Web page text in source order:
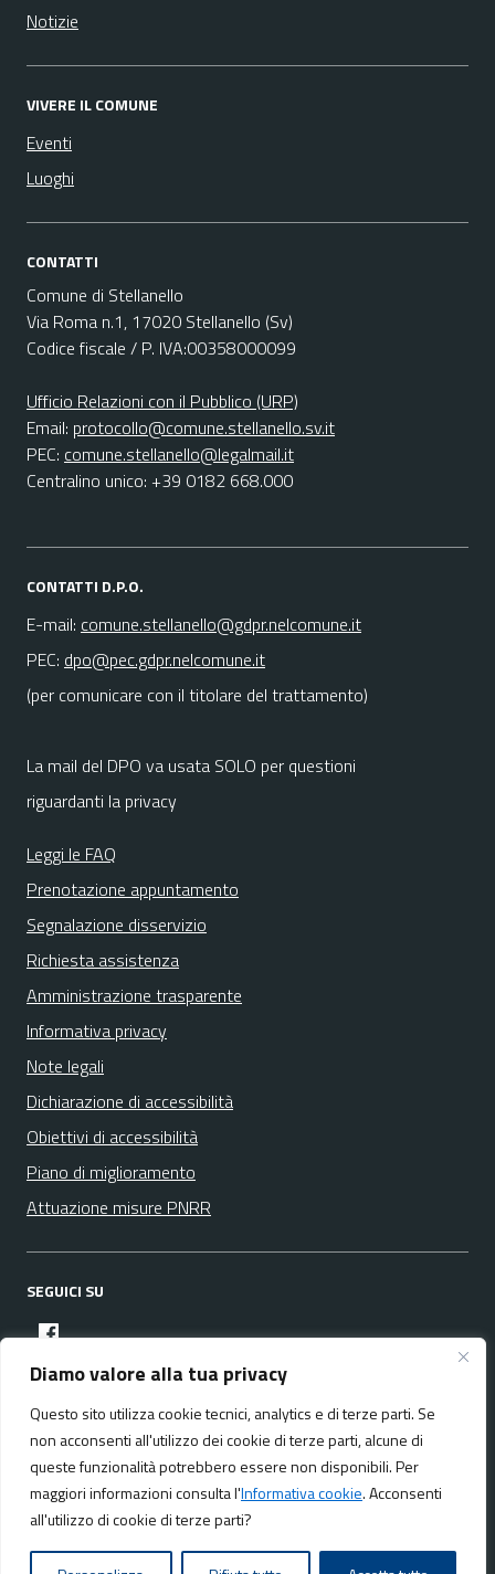
Diamo valore alla tua privacy
Questo sito utilizza cookie tecnici, analytics e di terze parti. Se
non acconsenti all'utilizzo dei cookie di terze parti, alcune di
queste funzionalità potrebbero essere non disponibili. Per
maggiori informazioni consulta l'Informativa cookie. Acconsenti
all'utilizzo di cookie di terze parti?
Notizie
VIVERE IL COMUNE
Eventi
Luoghi
CONTATTI
Comune di Stellanello
Via Roma n.1, 17020 Stellanello (Sv)
Codice fiscale / P. IVA:00358000099
Ufficio Relazioni con il Pubblico (URP)
Email: protocollo@comune.stellanello.sv.it
PEC: comune.stellanello@legalmail.it
Centralino unico: +39 0182 668.000
CONTATTI D.P.O.
E-mail: comune.stellanello@gdpr.nelcomune.it
PEC: dpo@pec.gdpr.nelcomune.it
(per comunicare con il titolare del trattamento)
La mail del DPO va usata SOLO per questioni
riguardanti la privacy
Leggi le FAQ
Prenotazione appuntamento
Segnalazione disservizio
Richiesta assistenza
Amministrazione trasparente
Informativa privacy
Note legali
Dichiarazione di accessibilità
Obiettivi di accessibilità
Piano di miglioramento
Attuazione misure PNRR
SEGUICI SU
facebook
Media policy Mappa del sito
Realizzato da:NeMeA Sistemi Srl